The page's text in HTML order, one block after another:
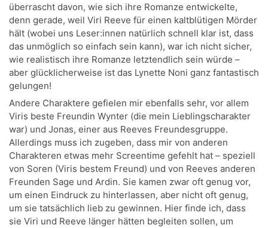
überrascht davon, wie sich ihre Romanze entwickelte,
denn gerade, weil Viri Reeve für einen kaltblütigen Mörder
hält (wobei uns Leser:innen natürlich schnell klar ist, dass
das unmöglich so einfach sein kann), war ich nicht sicher,
wie realistisch ihre Romanze letztendlich sein würde –
aber glücklicherweise ist das Lynette Noni ganz fantastisch
gelungen!
Andere Charaktere gefielen mir ebenfalls sehr, vor allem
Viris beste Freundin Wynter (die mein Lieblingscharakter
war) und Jonas, einer aus Reeves Freundesgruppe.
Allerdings muss ich zugeben, dass mir von anderen
Charakteren etwas mehr Screentime gefehlt hat – speziell
von Soren (Viris bestem Freund) und von Reeves anderen
Freunden Sage und Ardin. Sie kamen zwar oft genug vor,
um einen Eindruck zu hinterlassen, aber nicht oft genug,
um sie tatsächlich lieb zu gewinnen. Hier finde ich, dass
sie Viri und Reeve länger hätten begleiten sollen, um